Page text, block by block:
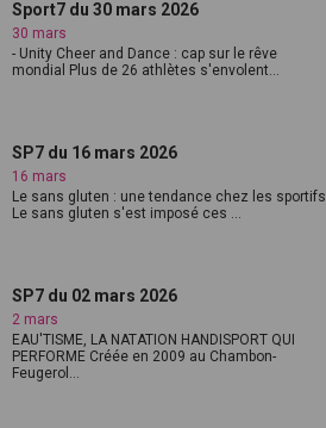
Sport7 du 30 mars 2026
30 mars
- Unity Cheer and Dance : cap sur le rêve
mondial Plus de 26 athlètes s'envolent...
SP7 du 16 mars 2026
16 mars
Le sans gluten : une tendance chez les sportifs
Le sans gluten s'est imposé ces ...
SP7 du 02 mars 2026
2 mars
EAU'TISME, LA NATATION HANDISPORT QUI
PERFORME Créée en 2009 au Chambon-
Feugerol...